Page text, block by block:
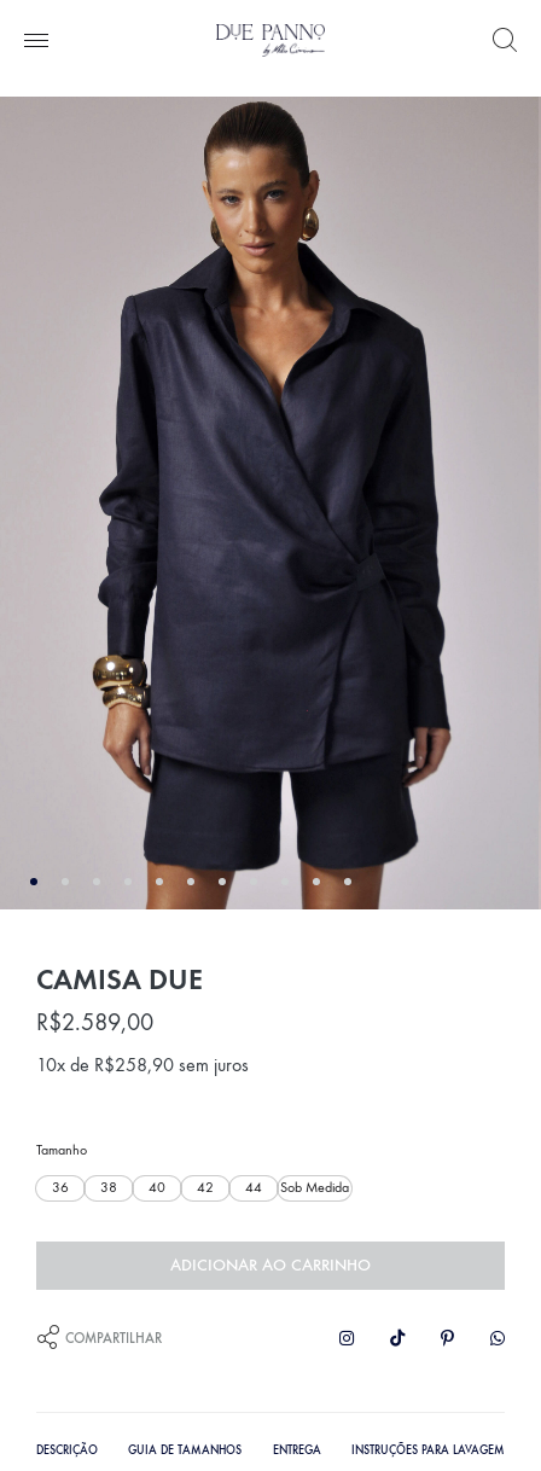
CAMISA DUE
R$2.589,00
10x de R$258,90 sem juros
Tamanho
36 38 40 42 44 Sob Medida
ADICIONAR AO CARRINHO
COMPARTILHAR
DESCRIÇÃO GUIA DE TAMANHOS ENTREGA INSTRUÇÕES PARA LAVAGEM